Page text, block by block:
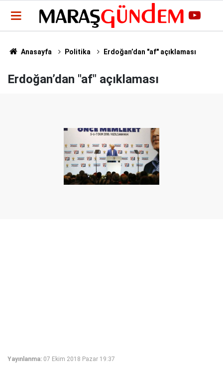
Anasayfa Politika Erdoğan’dan "af" açıklaması
Erdoğan’dan "af" açıklaması
Yayınlanma: 07 Ekim 2018 Pazar 19:37